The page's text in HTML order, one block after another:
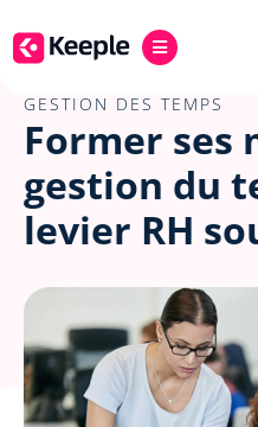
GESTION DES TEMPS
Former ses
gestion du
levier RH